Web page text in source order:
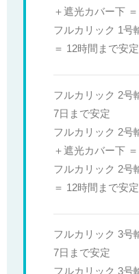
＋遮光カバー下
フルカリック 1号
＝ 12時間まで安定
フルカリック 2号
7日まで安定
フルカリック 2号
＋遮光カバー下
フルカリック 2号
＝ 12時間まで安定
フルカリック 3号
7日まで安定
フルカリック 3号